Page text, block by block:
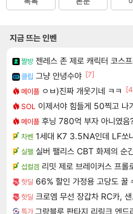
지금 뜨는 인벤
짤방 젠레스 존 제로 캐릭터 코스
클립 그냥 안녕수야 [7]
메이플 ㅇㅂ)진짜 개웃기네 ㅋㅋ
SOL 이제서야 힘들게 50찍고 나
메이플 후닝 780억 부자 아니였음
차벤 1세대 K7 3.5NA인데 LF쏘나타
실팰 실버 팰리스 CBT 화제의 순
섭컬겜 리밋 제로 브레이커스 프롤
핫딜 66% 할인 가정용 고당도
핫딜 크로엠 무선 장갑차 RC카,
특가